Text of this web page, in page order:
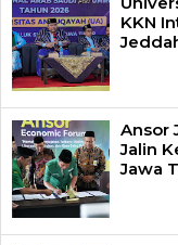
KKN
Ansor
Jalin
Jawa